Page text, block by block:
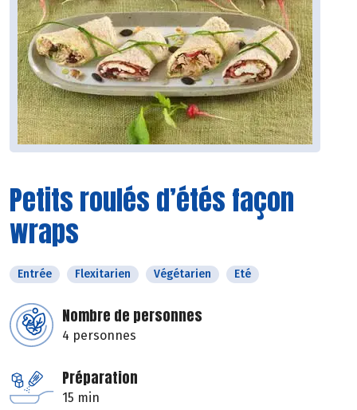
Petits roulés d’étés façon
wraps
Entrée Flexitarien Végétarien Eté
Nombre de personnes
4 personnes
Préparation
15 min